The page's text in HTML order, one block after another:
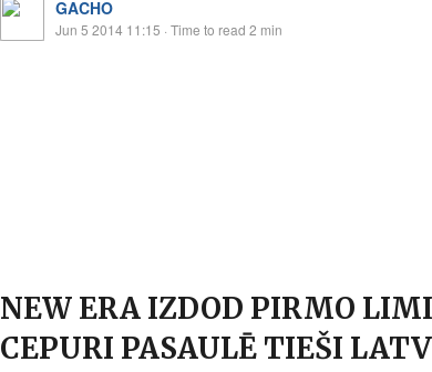
GACHO
Jun 5 2014 11:15 · Time to read 2 min
NEW ERA IZDOD PIRMO
CEPURI PASAULĒ TIEŠI